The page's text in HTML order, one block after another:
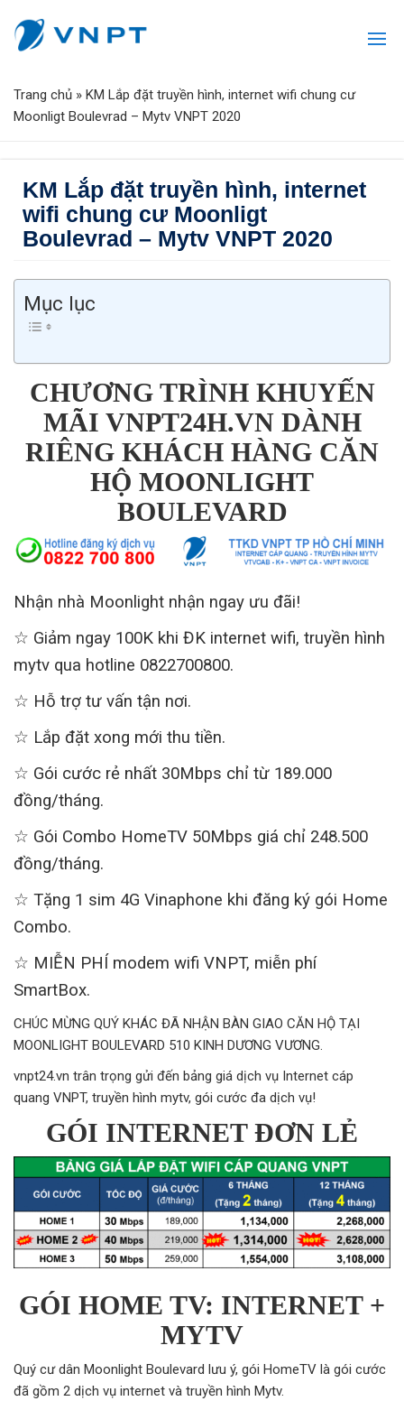
Trang chủ » KM Lắp đặt truyền hình, internet wifi chung cư
Moonligt Boulevrad – Mytv VNPT 2020
KM Lắp đặt truyền hình, internet
wifi chung cư Moonligt
Boulevrad – Mytv VNPT 2020
Mục lục
CHƯƠNG TRÌNH KHUYẾN
MÃI VNPT24H.VN DÀNH
RIÊNG KHÁCH HÀNG CĂN
HỘ MOONLIGHT
BOULEVARD
Nhận nhà Moonlight nhận ngay ưu đãi!
☆ Giảm ngay 100K khi ĐK internet wifi, truyền hình
mytv qua hotline 0822700800.
☆ Hỗ trợ tư vấn tận nơi.
☆ Lắp đặt xong mới thu tiền.
☆ Gói cước rẻ nhất 30Mbps chỉ từ 189.000
đồng/tháng.
☆ Gói Combo HomeTV 50Mbps giá chỉ 248.500
đồng/tháng.
☆ Tặng 1 sim 4G Vinaphone khi đăng ký gói Home
Combo.
☆ MIỄN PHÍ modem wifi VNPT, miễn phí
SmartBox.
CHÚC MỪNG QUÝ KHÁC ĐÃ NHẬN BÀN GIAO CĂN HỘ TẠI
MOONLIGHT BOULEVARD 510 KINH DƯƠNG VƯƠNG.
vnpt24.vn trân trọng gửi đến bảng giá dịch vụ Internet cáp
quang VNPT, truyền hình mytv, gói cước đa dịch vụ!
GÓI INTERNET ĐƠN LẺ
GÓI HOME TV: INTERNET +
MYTV
Quý cư dân Moonlight Boulevard lưu ý, gói HomeTV là gói cước
đã gồm 2 dịch vụ internet và truyền hình Mytv.